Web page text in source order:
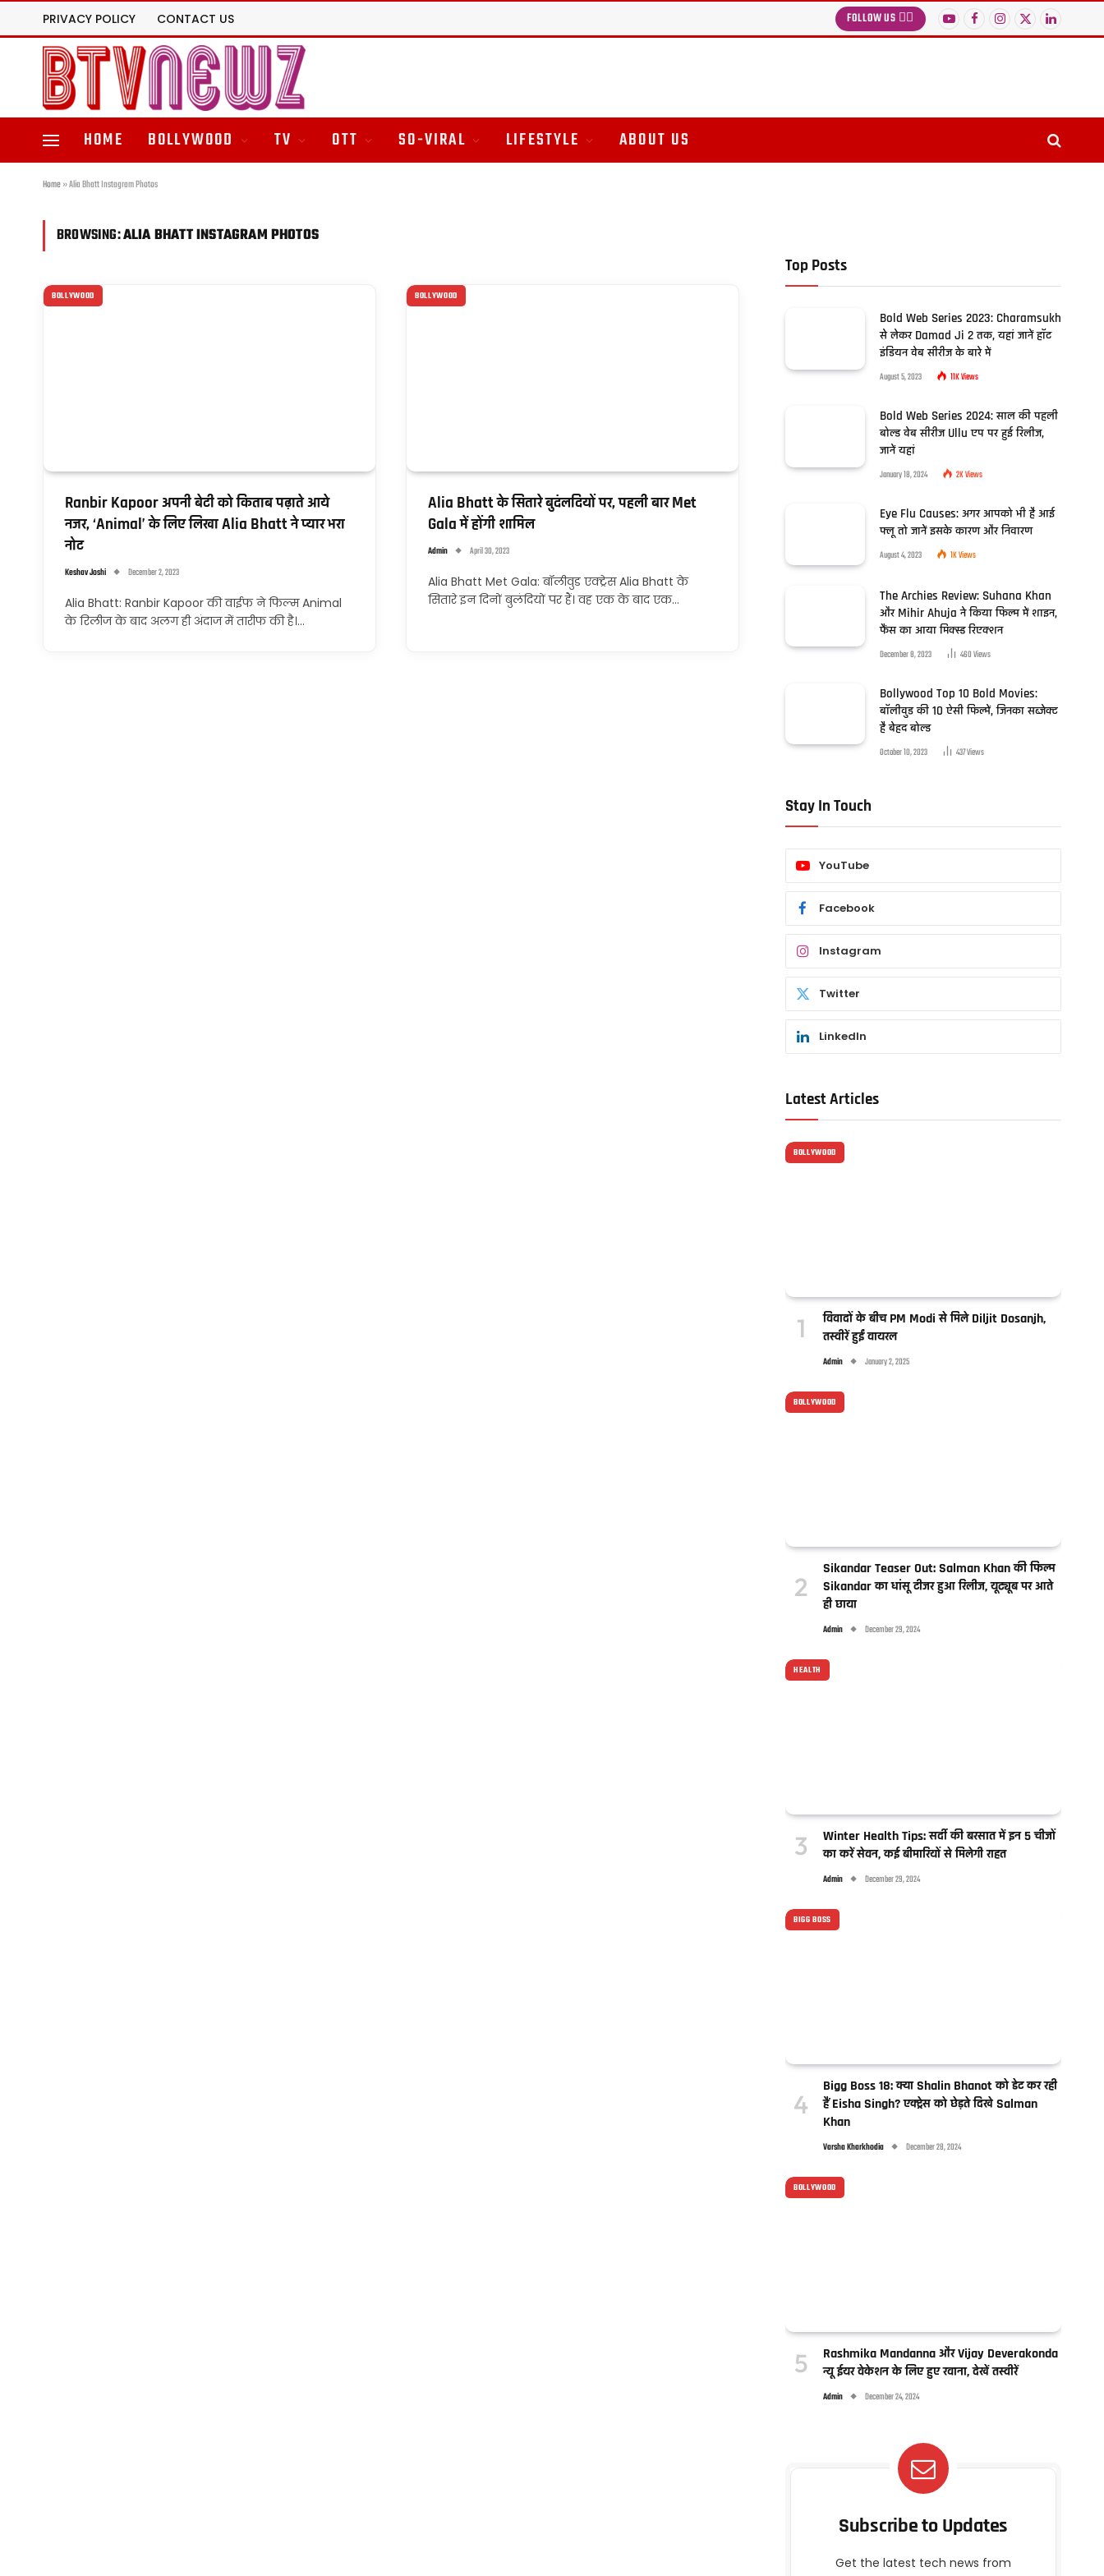
PRIVACY POLICY CONTACT US FOLLOW US 👉🏻 YouTubeFacebook
Instagram
X
(Twitter)
LinkedIn
HOME BOLLYWOOD TV OTT SO-VIRAL LIFESTYLE ABOUT US
Home»Alia Bhatt Instagram Photos
BROWSING:ALIA BHATT INSTAGRAM PHOTOS
BOLLYWOOD
Ranbir Kapoor अपनी बेटी को किताब पढ़ाते आये
नजर, ‘Animal’ के लिए लिखा Alia Bhatt ने प्यार भरा
नोट
Keshav Joshi December 2, 2023
Alia Bhatt: Ranbir Kapoor की वाईफ ने फिल्म Animal
के रिलीज के बाद अलग ही अंदाज में तारीफ की है।…
BOLLYWOOD
Alia Bhatt के सितारे बुदंलदियों पर, पहली बार Met
Gala में होंगी शामिल
Admin April 30, 2023
Alia Bhatt Met Gala: बॉलीवुड एक्ट्रेस Alia Bhatt के
सितारे इन दिनों बुलंदियों पर हैं। वह एक के बाद एक…
Top Posts
Bold Web Series 2023: Charamsukh
से लेकर Damad Ji 2 तक, यहां जानें हॉट
इंडियन वेब सीरीज के बारे में
August 5, 2023 11KViews
Bold Web Series 2024: साल की पहली
बोल्ड वेब सीरीज Ullu एप पर हुई रिलीज,
जानें यहां
January 18, 2024 2KViews
Eye Flu Causes: अगर आपको भी है आई
फ्लू तो जानें इसके कारण और निवारण
August 4, 2023 1KViews
The Archies Review: Suhana Khan
और Mihir Ahuja ने किया फिल्म में शाइन,
फैंस का आया मिक्स्ड रिएक्शन
December 8, 2023 460Views
Bollywood Top 10 Bold Movies:
बॉलीवुड की 10 ऐसी फिल्में, जिनका सब्जेक्ट
है बेहद बोल्ड
October 10, 2023 437Views
Stay In Touch
YouTube
Facebook
Instagram
Twitter
LinkedIn
Latest Articles
BOLLYWOOD
विवादों के बीच PM Modi से मिले Diljit Dosanjh,
तस्वीरें हुईं वायरल
Admin January 2, 2025
BOLLYWOOD
Sikandar Teaser Out: Salman Khan की फिल्म
Sikandar का धांसू टीजर हुआ रिलीज, यूट्यूब पर आते
ही छाया
Admin December 29, 2024
HEALTH
Winter Health Tips: सर्दी की बरसात में इन 5 चीजों
का करें सेवन, कई बीमारियों से मिलेगी राहत
Admin December 29, 2024
BIGG BOSS
Bigg Boss 18: क्या Shalin Bhanot को डेट कर रही
हैं Eisha Singh? एक्ट्रेस को छेड़ते दिखे Salman
Khan
Varsha Kharkhodia December 28, 2024
BOLLYWOOD
Rashmika Mandanna और Vijay Deverakonda
न्यू ईयर वेकेशन के लिए हुए रवाना, देखें तस्वीरें
Admin December 24, 2024
Subscribe to Updates
Get the latest tech news from